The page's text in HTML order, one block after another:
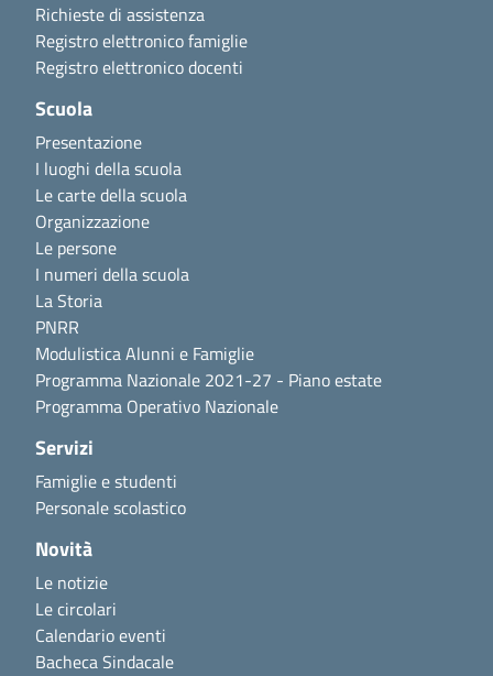
Richieste di assistenza
Registro elettronico famiglie
Registro elettronico docenti
Scuola
Presentazione
I luoghi della scuola
Le carte della scuola
Organizzazione
Le persone
I numeri della scuola
La Storia
PNRR
Modulistica Alunni e Famiglie
Programma Nazionale 2021-27 - Piano estate
Programma Operativo Nazionale
Servizi
Famiglie e studenti
Personale scolastico
Novità
Le notizie
Le circolari
Calendario eventi
Bacheca Sindacale